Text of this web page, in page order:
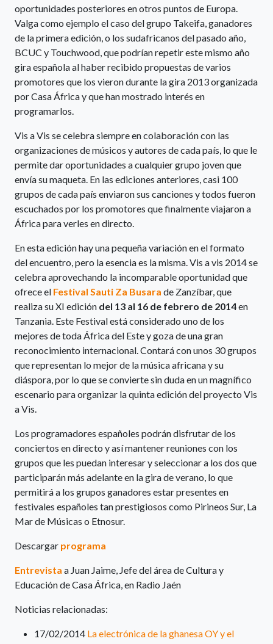
oportunidades posteriores en otros puntos de Europa.
Valga como ejemplo el caso del grupo Takeifa, ganadores
de la primera edición, o los sudafricanos del pasado año,
BCUC y Touchwood, que podrían repetir este mismo año
gira española al haber recibido propuestas de varios
promotores que los vieron durante la gira 2013 organizada
por Casa África y que han mostrado interés en
programarlos.
Vis a Vis se celebra siempre en colaboración con las
organizaciones de músicos y autores de cada país, lo que le
permite dar oportunidades a cualquier grupo joven que
envía su maqueta. En las ediciones anteriores, casi 100
grupos de cada país enviaron sus canciones y todos fueron
escuchados por los promotores que finalmente viajaron a
África para verles en directo.
En esta edición hay una pequeña variación en el formato
del encuentro, pero la esencia es la misma. Vis a vis 2014 se
celebra aprovechando la incomparable oportunidad que
ofrece el Festival Sauti Za Busara de Zanzíbar, que
realiza su XI edición del 13 al 16 de febrero de 2014en
Tanzania. Este Festival está considerado uno de los
mejores de toda África del Este y goza de una gran
reconocimiento internacional. Contará con unos 30 grupos
que representan lo mejor de la música africana y su
diáspora, por lo que se convierte sin duda en un magnífico
escenario para organizar la quinta edición del proyecto Vis
a Vis.
Los programadores españoles podrán disfrutar de los
conciertos en directo y así mantener reuniones con los
grupos que les puedan interesar y seleccionar a los dos que
participarán más adelante en la gira de verano, lo que
permitirá a los grupos ganadores estar presentes en
festivales españoles tan prestigiosos como Pirineos Sur, La
Mar de Músicas o Etnosur.
Descargar programa
Entrevista a Juan Jaime, Jefe del área de Cultura y
Educación de Casa África, en Radio Jaén
Noticias relacionadas:
17/02/2014 La electrónica de la ghanesa OY y el